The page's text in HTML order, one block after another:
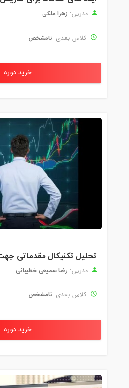
مدرس: زهرا ملکی
کلاس بعدی: نامشخص
خرید دوره
مدرس: رضا سمیعی خطیبانی
کلاس بعدی: نامشخص
خرید دوره